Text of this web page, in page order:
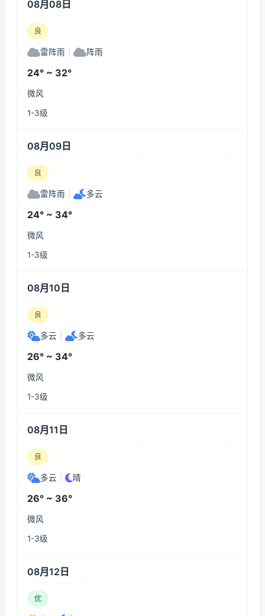
08月08日
良
雷阵雨 阵雨
24° ~ 32°
微风
1-3级
08月09日
良
雷阵雨 多云
24° ~ 34°
微风
1-3级
08月10日
良
多云 多云
26° ~ 34°
微风
1-3级
08月11日
良
多云 晴
26° ~ 36°
微风
1-3级
08月12日
优